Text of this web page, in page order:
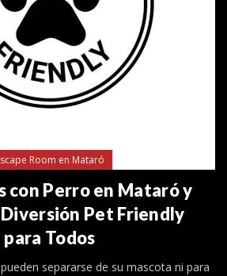
Room en Mataró
con Perro en Mataró y
Pet Friendly
para Todos
separarse de su mascota ni para